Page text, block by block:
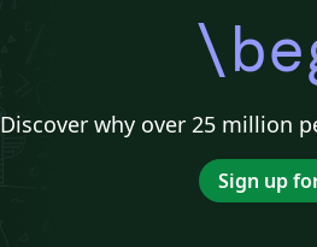
Discover why over 25 million
Sign up